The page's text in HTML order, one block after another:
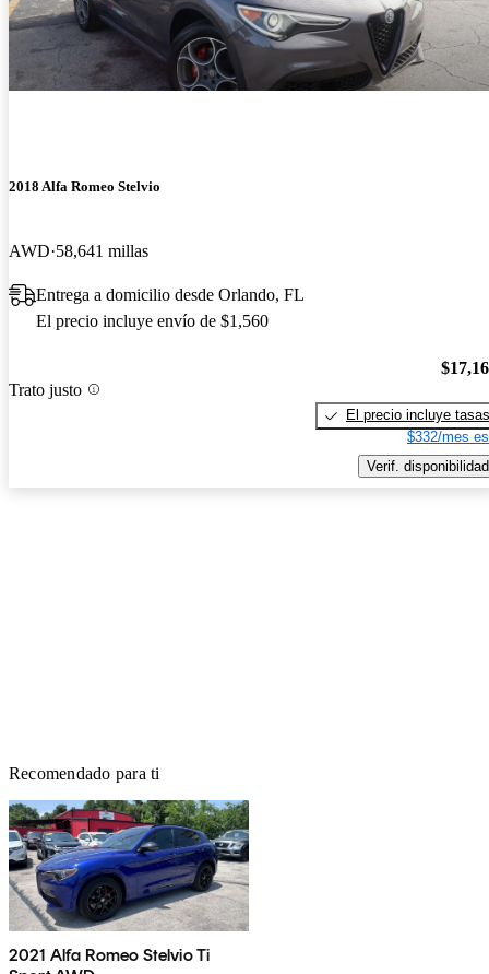
2018 Alfa Romeo Stelvio
AWD 58,641 millas
Entrega a domicilio desde Orlando, FL
El precio incluye envío de $1,560
Trato justo
El precio incluye tasas
$332/mes
Verif. disponibilidad
Recomendado para ti
2021 Alfa Romeo Stelvio Ti